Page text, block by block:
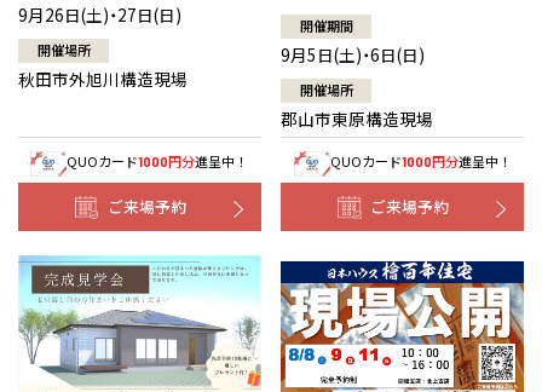
9月26日(土)・27日(日)
開催場所
秋田市外旭川構造現場
QUOカード1000円分進呈中！
ご来場予約
開催期間
9月5日(土)・6日(日)
開催場所
郡山市東原構造現場
QUOカード1000円分進呈中！
ご来場予約